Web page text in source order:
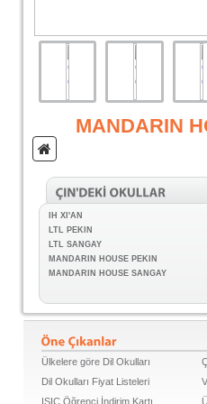
MANDARIN
IH XI'AN
LTL PEKIN
LTL SANGAY
MANDARIN HOUSE PEKIN
MANDARIN HOUSE SANGAY
Ülkelere göre Dil Okulları
Dil Okulları Fiyat Listeleri
ISIC Öğrenci İndirim Kartı